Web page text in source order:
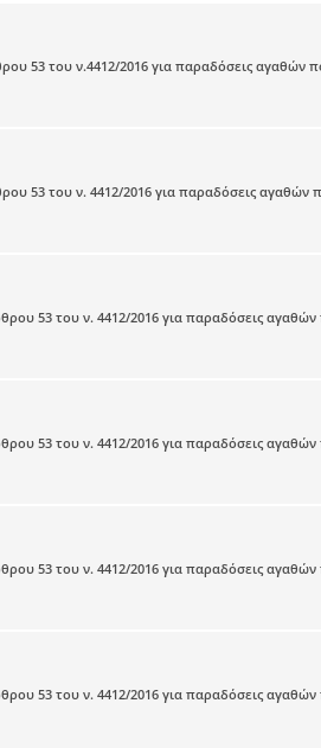
53 του ν.4412/2016 για παραδόσεις αγαθών
53 του ν. 4412/2016 για παραδόσεις αγαθών
53 του ν. 4412/2016 για παραδόσεις
53 του ν. 4412/2016 για παραδόσεις
53 του ν. 4412/2016 για παραδόσεις
53 του ν. 4412/2016 για παραδόσεις